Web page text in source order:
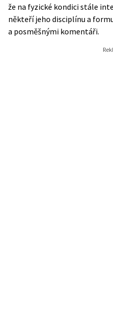
že na fyzické kondici stále
někteří jeho disciplínu a
a posměšnými komentáři.